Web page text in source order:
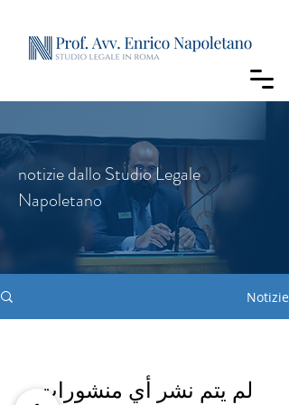
notizie dallo Studio Legale
Napoletano
Notizie
لم يتم نشر أي منشورات